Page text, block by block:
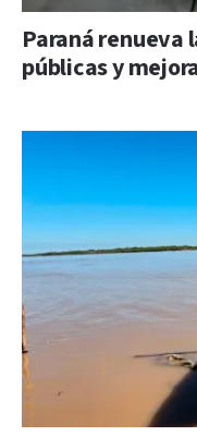
Paraná
públicas y